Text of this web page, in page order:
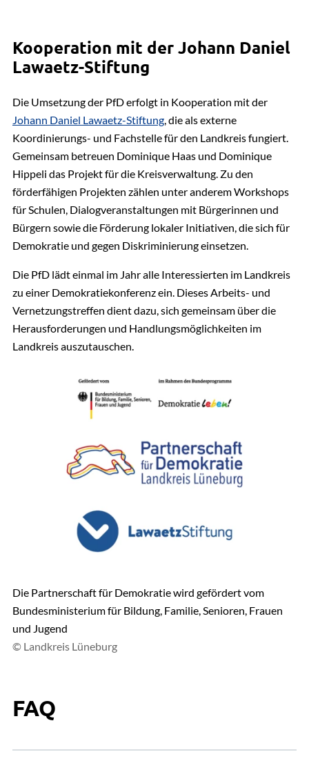
Rechtsextremismus-Beauftragter
04131 26-1652
Gebäude 8, Zimmer 203
Bildung und Kultur
Dominique Hippeli
Bildungskommune, Politische Bildung
04131 26-1167
E-Mail senden
Gebäude 8, Zimmer 213
Antragsformular: Demokratie leben
Situations- und Ressourcenanalyse Landkreis
Lüneburg
PDF | 4.81 MB
Richtlinie über die Gewährung von
Zuwendungen zur Förderungvon
demokratischer Beteiligung von Schülerinnen
und Schülernin der Schule und ihrem
gesellschaftlichen Umfeld
PDF | 0.2 MB
Kooperation mit der Johann Daniel
Lawaetz-Stiftung
Die Umsetzung der PfD erfolgt in Kooperation mit der
Johann Daniel Lawaetz-Stiftung, die als externe
Koordinierungs- und Fachstelle für den Landkreis fungiert.
Gemeinsam betreuen Dominique Haas und Dominique
Hippeli das Projekt für die Kreisverwaltung. Zu den
förderfähigen Projekten zählen unter anderem Workshops
für Schulen, Dialogveranstaltungen mit Bürgerinnen und
Bürgern sowie die Förderung lokaler Initiativen, die sich für
Demokratie und gegen Diskriminierung einsetzen.
Die PfD lädt einmal im Jahr alle Interessierten im Landkreis
zu einer Demokratiekonferenz ein. Dieses Arbeits- und
Vernetzungstreffen dient dazu, sich gemeinsam über die
Herausforderungen und Handlungsmöglichkeiten im
Landkreis auszutauschen.
Die Partnerschaft für Demokratie wird gefördert vom
Bundesministerium für Bildung, Familie, Senioren, Frauen
und Jugend
© Landkreis Lüneburg
FAQ